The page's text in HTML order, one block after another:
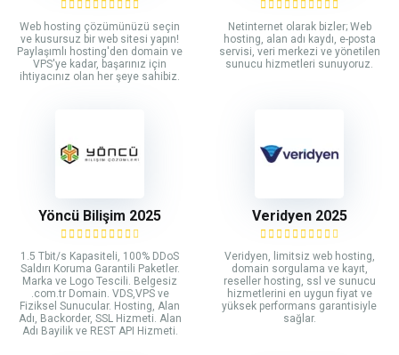
Web hosting çözümünüzü seçin
ve kusursuz bir web sitesi yapın!
Paylaşımlı hosting'den domain ve
VPS'ye kadar, başarınız için
ihtiyacınız olan her şeye sahibiz.
Netinternet olarak bizler; Web
hosting, alan adı kaydı, e-posta
servisi, veri merkezi ve yönetilen
sunucu hizmetleri sunuyoruz.
Yöncü Bilişim 2025
1.5 Tbit/s Kapasiteli, 100% DDoS
Saldırı Koruma Garantili Paketler.
Marka ve Logo Tescili. Belgesiz
.com.tr Domain. VDS,VPS ve
Fiziksel Sunucular. Hosting, Alan
Adı, Backorder, SSL Hizmeti. Alan
Adı Bayilik ve REST API Hizmeti.
Veridyen 2025
Veridyen, limitsiz web hosting,
domain sorgulama ve kayıt,
reseller hosting, ssl ve sunucu
hizmetlerini en uygun fiyat ve
yüksek performans garantisiyle
sağlar.